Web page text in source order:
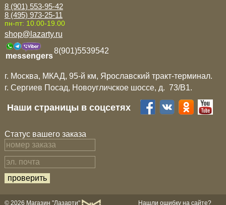
8 (901) 553-95-42
8 (495) 973-25-11
пн-пт: 10.00-19.00
shop@lazarty.ru
messengers
8(901)5539542
г. Москва, МКАД, 95-й км, Ярославский тракт-терминал.
г. Сергиев Посад, Новоугличское шоссе, д. 73/B1.
Наши страницы в соцсетях
Статус вашего заказа
Нашли ошибку на сайте?
© 2026 Магазин "Лазарти"